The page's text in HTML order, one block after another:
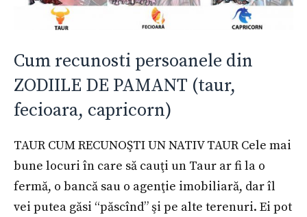
Cum recunosti persoanele din
ZODIILE DE PAMANT (taur,
fecioara, capricorn)
TAUR CUM RECUNOŞTI UN NATIV TAUR Cele mai
bune locuri în care să cauţi un Taur ar fi la o
fermă, o bancă sau o agenţie imobiliară, dar îl
vei putea găsi “păscînd” şi pe alte terenuri. Ei pot